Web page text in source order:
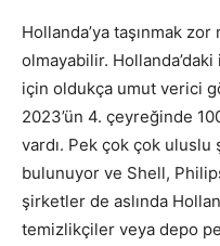
Hollanda’ya taşınmak zor
olmayabilir.
için oldukça umut verici
2023’ün 4. çeyreğinde
vardı. Pek çok çok
bulunuyor ve Shell,
şirketler de aslında
temizlikçiler veya depo